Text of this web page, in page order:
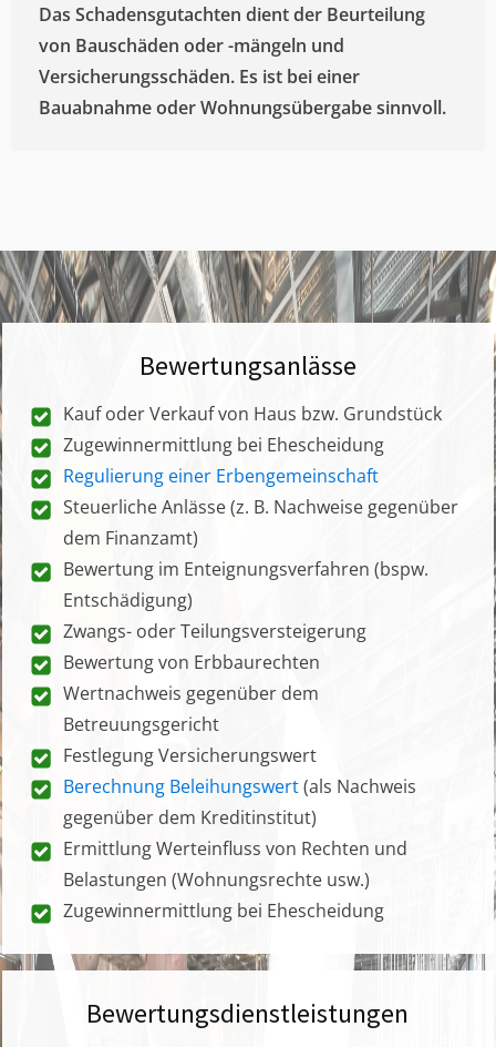
Das Schadensgutachten dient der Beurteilung
von Bauschäden oder -mängeln und
Versicherungsschäden. Es ist bei einer
Bauabnahme oder Wohnungsübergabe sinnvoll.
Bewertungsanlässe
Kauf oder Verkauf von Haus bzw. Grundstück
Zugewinnermittlung bei Ehescheidung
Regulierung einer Erbengemeinschaft
Steuerliche Anlässe (z. B. Nachweise gegenüber
dem Finanzamt)
Bewertung im Enteignungsverfahren (bspw.
Entschädigung)
Zwangs- oder Teilungsversteigerung
Bewertung von Erbbaurechten
Wertnachweis gegenüber dem
Betreuungsgericht
Festlegung Versicherungswert
Berechnung Beleihungswert(als Nachweis
gegenüber dem Kreditinstitut)
Ermittlung Werteinfluss von Rechten und
Belastungen (Wohnungsrechte usw.)
Zugewinnermittlung bei Ehescheidung
Bewertungsdienstleistungen